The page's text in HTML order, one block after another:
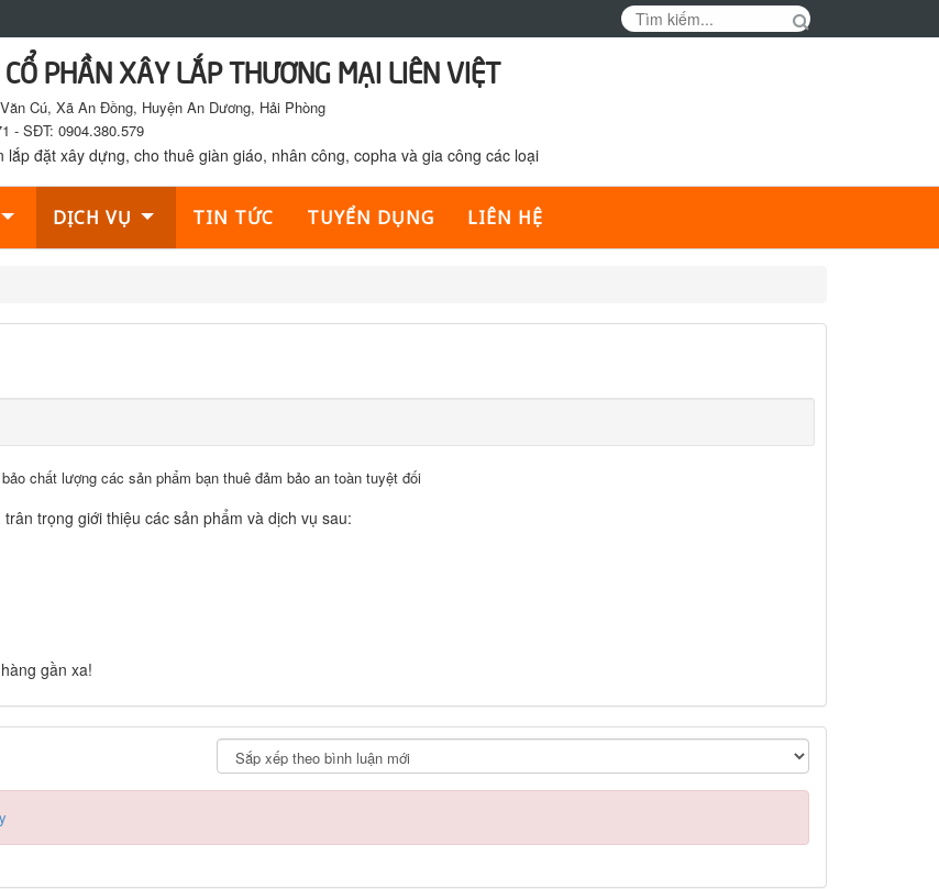
CỔ PHẦN XÂY LẮP THƯƠNG MẠI LIÊN VIỆT
Cú, Xã An Đồng, Huyện An Dương, Hải Phòng
- SĐT: 0904.380.579
lắp đặt xây dựng, cho thuê giàn giáo, nhân công, copha và gia công các loại
DỊCH VỤ TIN TỨC TUYỂN DỤNG LIÊN HỆ
chất lượng các sản phẩm bạn thuê đảm bảo an toàn tuyệt đối
trọng giới thiệu các sản phẩm và dịch vụ sau:
gần xa!